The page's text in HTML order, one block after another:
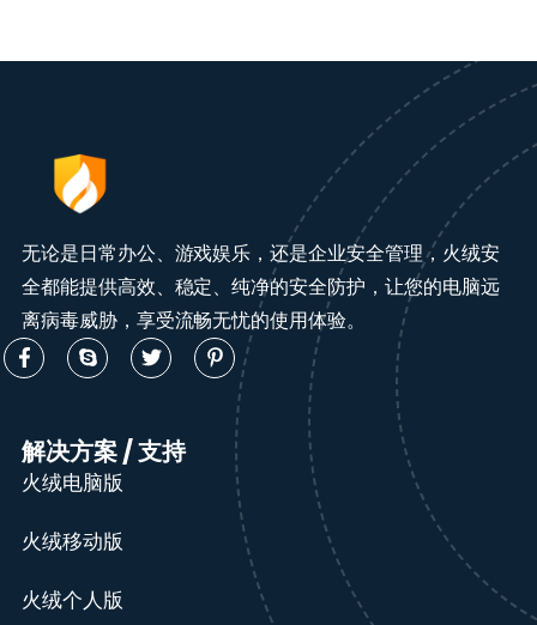
无论是日常办公、游戏娱乐，还是企业安全管理，火绒安
全都能提供高效、稳定、纯净的安全防护，让您的电脑远
离病毒威胁，享受流畅无忧的使用体验。
解决方案 / 支持
火绒电脑版
火绒移动版
火绒个人版